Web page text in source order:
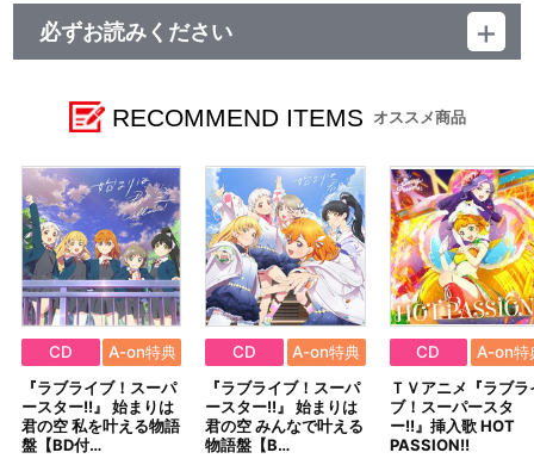
必ずお読みください
販売元 (株)バンダイナムコフィルムワークス
RECOMMEND ITEMS オススメ商品
CD
A-on特典
『ラブライブ！スーパ
ースター!!』 始まりは
君の空 私を叶える物語
盤【BD付…
CD
A-on特典
『ラブライブ！スーパ
ースター!!』 始まりは
君の空 みんなで叶える
物語盤【B…
CD
A-on特
ＴＶアニメ『ラブラ
ブ！スーパースタ
ー!!』挿入歌 HOT
PASSION!!